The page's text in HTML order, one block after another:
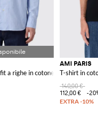
a righe in cotone con tasca a
AMI PARIS
T-shirt in
140,00 €
112,00 €
-